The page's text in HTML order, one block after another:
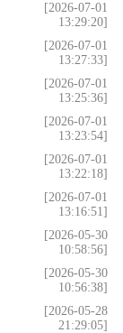
[2026-07-01
13:29:20]
[2026-07-01
13:27:33]
[2026-07-01
13:25:36]
[2026-07-01
13:23:54]
[2026-07-01
13:22:18]
[2026-07-01
13:16:51]
[2026-05-30
10:58:56]
[2026-05-30
10:56:38]
[2026-05-28
21:29:05]